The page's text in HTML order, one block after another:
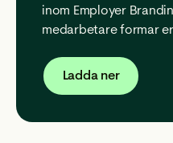
inom Employer
medarbetare formar
Ladda ner